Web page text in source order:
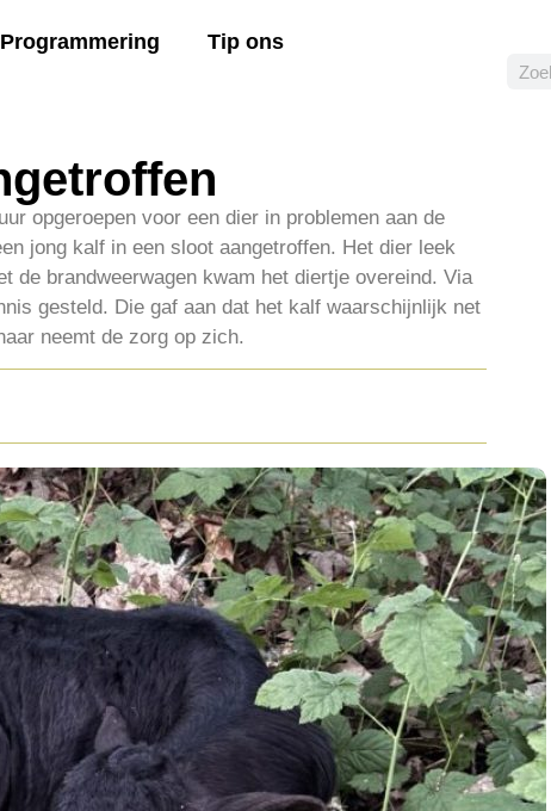
Programmering Tip ons
opgeroepen voor een dier in problemen aan de
jong kalf in een sloot aangetroffen. Het dier leek
de brandweerwagen kwam het diertje overeind. Via
gesteld. Die gaf aan dat het kalf waarschijnlijk net
neemt de zorg op zich.